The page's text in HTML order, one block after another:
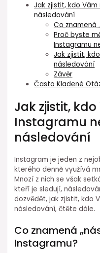
Jak zjistit, kdo
následování
Co znamená
Proč byste
Instagramu
Jak zjistit,
následování
Závěr
Často Kladené
Jak zjistit,
Instagramu
následování
Instagram je jeden z
kterého denně využívá
Mnozí z nich se však
kteří je sledují,
dozvědět, jak zjistit, kdo
následování, čtěte dále.
Co znamená
Instagramu?